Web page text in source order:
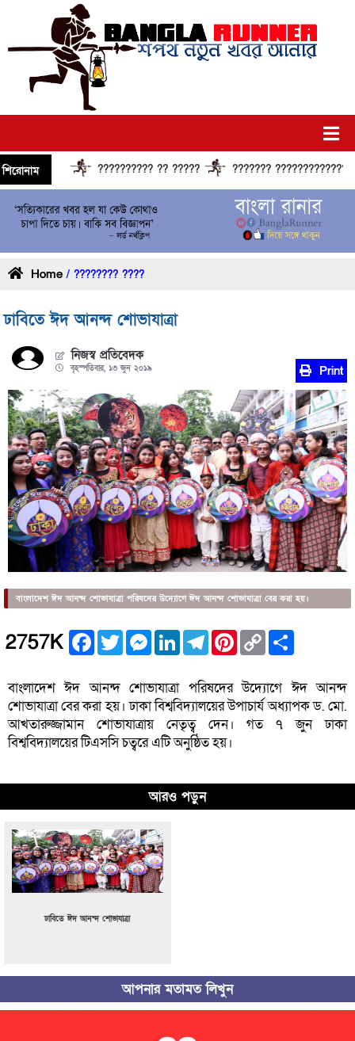
শিরোনাম ?????????? ?? ????? ??????? ??????????????
Home / ???????? ????
ঢাবিতে ঈদ আনন্দ শোভাযাত্রা
নিজস্ব প্রতিবেদক
বৃহস্পতিবার, ১৩ জুন ২০১৯ Print
বাংলাদেশ ঈদ আনন্দ শোভাযাত্রা পরিষদের উদ্যোগে ঈদ আনন্দ শোভাযাত্রা বের করা হয়।
2757K Facebook
TwitterMessenger
LinkedInTelegramPinterest
Copy
Link
বাংলাদেশ ঈদ আনন্দ শোভাযাত্রা পরিষদের উদ্যোগে ঈদ আনন্দ
শোভাযাত্রা বের করা হয়। ঢাকা বিশ্ববিদ্যালয়ের উপাচার্য অধ্যাপক ড. মো.
আখতারুজ্জামান শোভাযাত্রায় নেতৃত্ব দেন। গত ৭ জুন ঢাকা
বিশ্ববিদ্যালয়ের টিএসসি চত্বরে এটি অনুষ্ঠিত হয়।
আরও পড়ুন
ঢাবিতে ঈদ আনন্দ শোভাযাত্রা
আপনার মতামত লিখুন